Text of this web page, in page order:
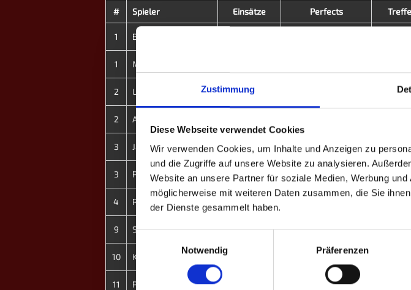
Zustimmung
Diese Webseite verwendet Cookies
Wir verwenden Cookies, um Inhalte und Anzeigen zu
und die Zugriffe auf unsere Website zu analysieren.
Website an unsere Partner für soziale Medien, Werbung
möglicherweise mit weiteren Daten zusammen, die Sie
der Dienste gesammelt haben.
Einwilligungsauswahl
Notwendig
Präferenzen
# Spieler Einsätze Perfects
1 Botond K.
1 Mark G.
2 Lukas G. 9
2 Anton G.
3 Jacob P. 8 -
3 Patrick H. 9 ★
4 Rainhard D.
9 Sarah P. 8 -
10 Karina B. -
11 Paul S. -